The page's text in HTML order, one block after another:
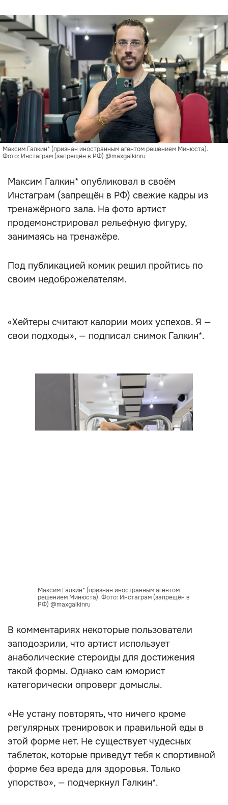
Максим Галкин* (признан иностранным агентом решением Минюста).
Фото: Инстаграм (запрещён в РФ) @maxgalkinru
Максим Галкин* опубликовал в своём
Инстаграм (запрещён в РФ) свежие кадры из
тренажёрного зала. На фото артист
продемонстрировал рельефную фигуру,
занимаясь на тренажёре.
Под публикацией комик решил пройтись по
своим недоброжелателям.
«Хейтеры считают калории моих успехов. Я —
свои подходы», — подписал снимок Галкин*.
Максим Галкин* (признан иностранным агентом
решением Минюста). Фото: Инстаграм (запрещён в
РФ) @maxgalkinru
В комментариях некоторые пользователи
заподозрили, что артист использует
анаболические стероиды для достижения
такой формы. Однако сам юморист
категорически опроверг домыслы.
«Не устану повторять, что ничего кроме
регулярных тренировок и правильной еды в
этой форме нет. Не существует чудесных
таблеток, которые приведут тебя к спортивной
форме без вреда для здоровья. Только
упорство», — подчеркнул Галкин*.